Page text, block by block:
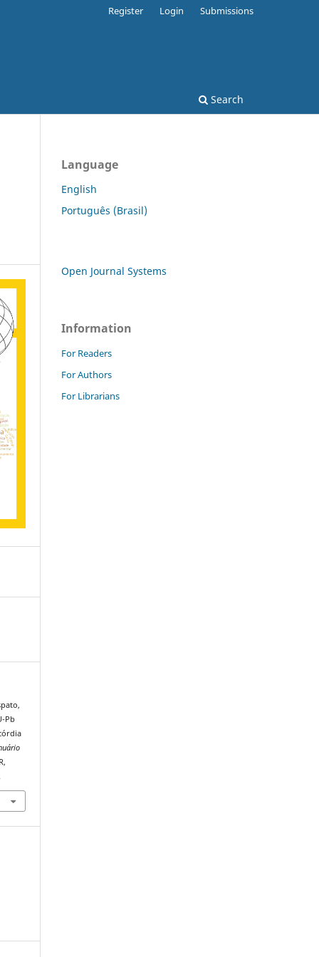
Search
Register Login Submissions
Pb
Language
English
Português (Brasil)
Open Journal Systems
Information
For Readers
For Authors
For Librarians